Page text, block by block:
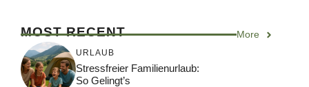
MOST RECENT More
URLAUB
Stressfreier Familienurlaub:
So Gelingt’s